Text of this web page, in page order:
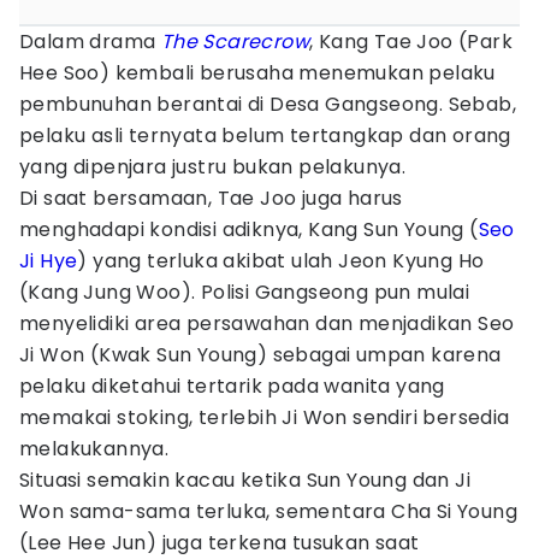
Dalam drama The Scarecrow, Kang Tae Joo (Park
Hee Soo) kembali berusaha menemukan pelaku
pembunuhan berantai di Desa Gangseong. Sebab,
pelaku asli ternyata belum tertangkap dan orang
yang dipenjara justru bukan pelakunya.
Di saat bersamaan, Tae Joo juga harus
menghadapi kondisi adiknya, Kang Sun Young (Seo
Ji Hye) yang terluka akibat ulah Jeon Kyung Ho
(Kang Jung Woo). Polisi Gangseong pun mulai
menyelidiki area persawahan dan menjadikan Seo
Ji Won (Kwak Sun Young) sebagai umpan karena
pelaku diketahui tertarik pada wanita yang
memakai stoking, terlebih Ji Won sendiri bersedia
melakukannya.
Situasi semakin kacau ketika Sun Young dan Ji
Won sama-sama terluka, sementara Cha Si Young
(Lee Hee Jun) juga terkena tusukan saat